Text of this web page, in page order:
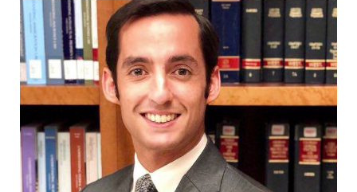
VINCULACIÓN CON EL MEDIO
INTERNACIONAL